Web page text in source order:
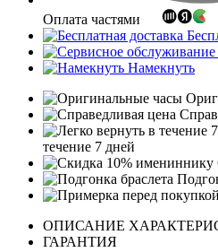
Оплата частями
Намекнуть
течение 7 дней
ОПИСАНИЕ
ГАРАНТИЯ